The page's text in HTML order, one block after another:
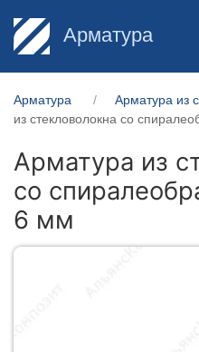
Арматура
Арматура Арматура из
из стекловолокна со
Арматура из
со
6 мм